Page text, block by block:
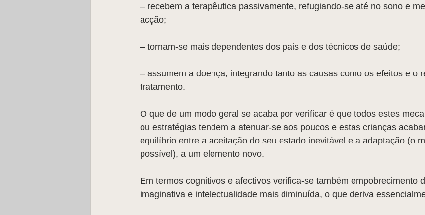
– recebem a terapêutica passivamente, refugiando-se até no sono e
acção;
– tornam-se mais dependentes dos pais e dos técnicos de saúde;
– assumem a doença, integrando tanto as causas como os efeitos e o
tratamento.
O que de um modo geral se acaba por verificar é que todos estes
ou estratégias tendem a atenuar-se aos poucos e estas crianças
equilíbrio entre a aceitação do seu estado inevitável e a adaptação (o
possível), a um elemento novo.
Em termos cognitivos e afectivos verifica-se também empobrecimento
imaginativa e intelectualidade mais diminuída, o que deriva